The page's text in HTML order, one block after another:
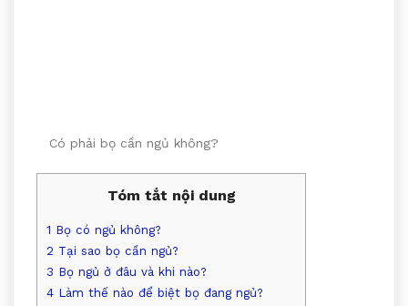
Có phải bọ cần ngủ không?
Tóm tắt nội dung
1 Bọ có ngủ không?
2 Tại sao bọ cần ngủ?
3 Bọ ngủ ở đâu và khi nào?
4 Làm thế nào để biệt bọ đang ngủ?